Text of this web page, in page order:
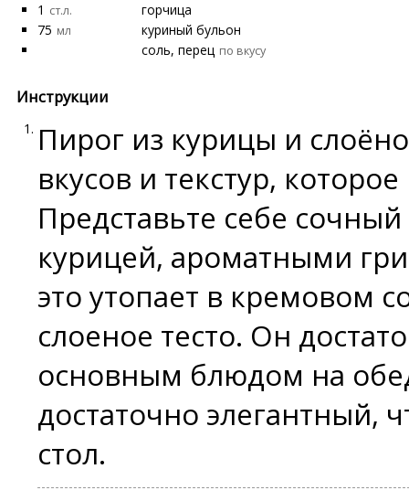
1 ст.л.
горчица
75 мл
куриный бульон
соль, перец по вкусу
Инструкции
Пирог из курицы и
вкусов и текстур,
Представьте себе
курицей, ароматными
это утопает в кремовом
слоеное тесто. Он
основным блюдом на
достаточно элегантный,
стол.